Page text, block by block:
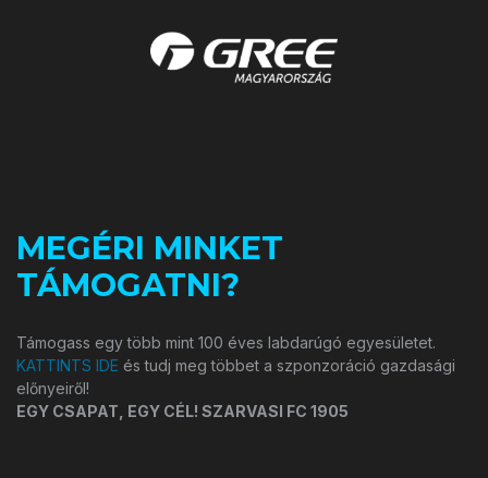
MEGÉRI MINKET
TÁMOGATNI?
Támogass egy több mint 100 éves labdarúgó egyesületet.
KATTINTS IDE és tudj meg többet a szponzoráció gazdasági
előnyeiről!
EGY CSAPAT, EGY CÉL! SZARVASI FC 1905